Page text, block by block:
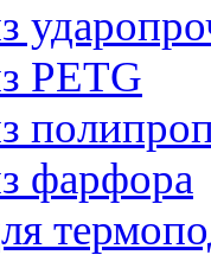
PETG
фарфора